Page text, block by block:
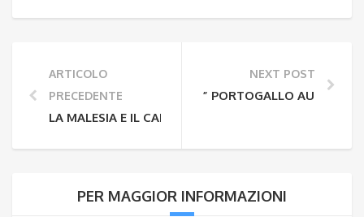
ARTICOLO
PRECEDENTE
LA MALESIA E IL CAPODANNO CINESE
NEXT POST
” PORTOGALLO
PER MAGGIOR INFORMAZIONI